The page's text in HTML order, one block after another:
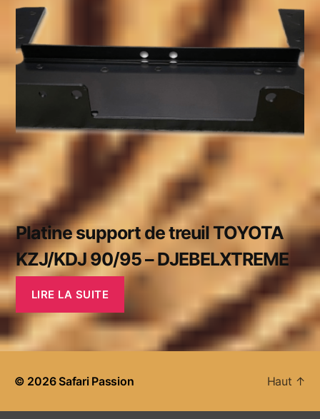
Platine support de treuil TOYOTA
KZJ/KDJ 90/95 – DJEBELXTREME
LIRE LA SUITE
© 2026 Safari Passion Haut ↑